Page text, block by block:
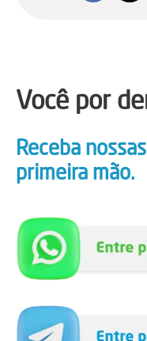
Você por
Receba
primeira mão.